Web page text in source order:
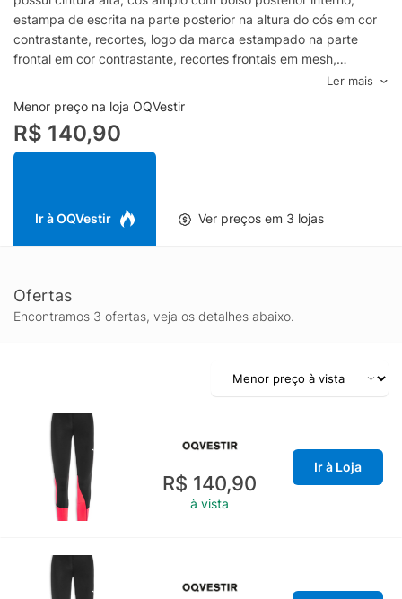
estampa de escrita na parte posterior na altura do cós em cor
contrastante, recortes, logo da marca estampado na parte
frontal em cor contrastante, recortes frontais em mesh,
comprimento longo e shape justo.- Modelagem regular,
sugerimos o tamanho padrão.- Lavar à mão.Composição: 89%
Poliéster e 11% ElastanoCor: RosaMarca: Puma*Legging: calça
justa ao corpo.
Ler mais
Menor preço na loja OQVestir
R$ 140,90
Ir à OQVestir Ver preços em 3 lojas
Ofertas
Encontramos 3 ofertas, veja os detalhes abaixo.
R$ 140,90
à vista
Ir à Loja